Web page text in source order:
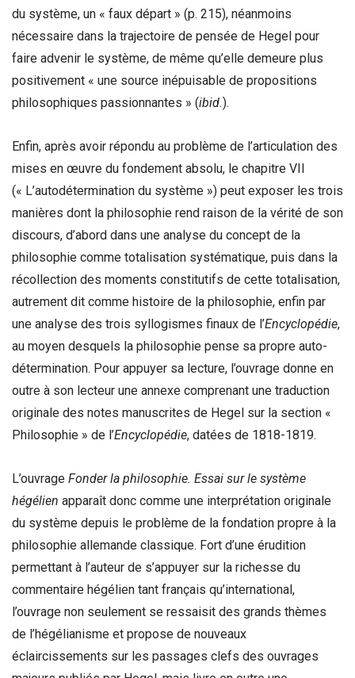
du système, un « faux départ » (p. 215), néanmoins
nécessaire dans la trajectoire de pensée de Hegel pour
faire advenir le système, de même qu’elle demeure plus
positivement « une source inépuisable de propositions
philosophiques passionnantes » (ibid.).
Enfin, après avoir répondu au problème de l’articulation des
mises en œuvre du fondement absolu, le chapitre VII
(« L’autodétermination du système ») peut exposer les trois
manières dont la philosophie rend raison de la vérité de son
discours, d’abord dans une analyse du concept de la
philosophie comme totalisation systématique, puis dans la
récollection des moments constitutifs de cette totalisation,
autrement dit comme histoire de la philosophie, enfin par
une analyse des trois syllogismes finaux de l’Encyclopédie,
au moyen desquels la philosophie pense sa propre auto-
détermination. Pour appuyer sa lecture, l’ouvrage donne en
outre à son lecteur une annexe comprenant une traduction
originale des notes manuscrites de Hegel sur la section «
Philosophie » de l’Encyclopédie, datées de 1818-1819.
L’ouvrage Fonder la philosophie. Essai sur le système
hégélien apparaît donc comme une interprétation originale
du système depuis le problème de la fondation propre à la
philosophie allemande classique. Fort d’une érudition
permettant à l’auteur de s’appuyer sur la richesse du
commentaire hégélien tant français qu’international,
l’ouvrage non seulement se ressaisit des grands thèmes
de l’hégélianisme et propose de nouveaux
éclaircissements sur les passages clefs des ouvrages